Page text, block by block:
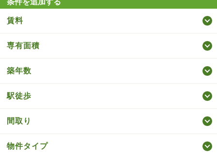
賃料
専有面積
築年数
駅徒歩
間取り
物件タイプ